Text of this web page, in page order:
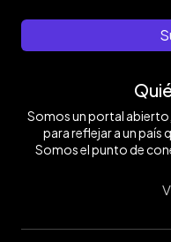
Somos un portal
para reflejar a un país
Somos el punto de